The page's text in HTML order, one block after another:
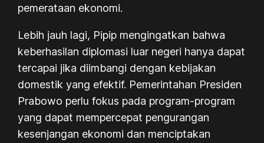
pemerataan ekonomi.
Lebih jauh lagi, Pipip mengingatkan bahwa
keberhasilan diplomasi luar negeri hanya dapat
tercapai jika diimbangi dengan kebijakan
domestik yang efektif. Pemerintahan Presiden
Prabowo perlu fokus pada program-program
yang dapat mempercepat pengurangan
kesenjangan ekonomi dan menciptakan